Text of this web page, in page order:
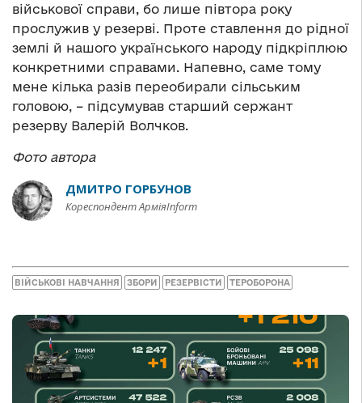
військової справи, бо лише півтора року
прослужив у резерві. Проте ставлення до рідної
землі й нашого українського народу підкріплюю
конкретними справами. Напевно, саме тому
мене кілька разів переобирали сільським
головою, – підсумував старший сержант
резерву Валерій Волчков.
Фото автора
ДМИТРО ГОРБУНОВ
Кореспондент АрміяInform
ВІЙСЬКОВІ НАВЧАННЯ ЗБОРИ РЕЗЕРВІСТИ ТЕРОБОРОНА